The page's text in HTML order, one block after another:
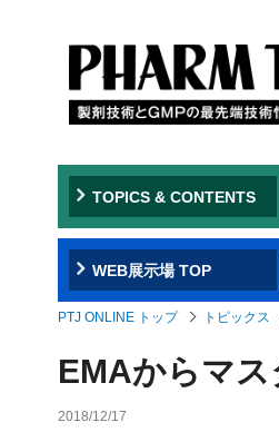
TOPICS & CONTENTS
WEB展示場 TOP
PTJ ONLINE トップ トピックス
EMAからマ
2018/12/17